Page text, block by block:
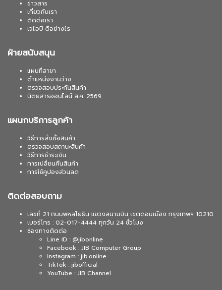
ข่าวสาร
เกี่ยวกับเรา
ติดต่อเรา
เจไอบี ดีอย่างไร
ฝ่ายสนับสนุน
แผนที่สาขา
ตำแหน่งงานว่าง
ตรวจสอบประกันสินค้า
นิตยสารออนไลน์ ส.ค. 2569
แผนกบริการลูกค้า
วิธีการสั่งซื้อสินค้า
ตรวจสอบสถานะสินค้า
วิธีการชำระเงิน
การเปลี่ยนคืนสินค้า
การใช้คูปองส่วนลด
ติดต่อสอบถาม
เลขที่ 21 ถนนพหลโยธิน แขวงสนามบิน เขตดอนเมือง กรุงเทพฯ 10210
เบอร์โทร : 02-017-4444 ทุกวัน 24 ชั่วโมง
ช่องทางติดต่อ
Line ID : @jibonline
Facebook : JIB Computer Group
Instagram : jib.online
TikTok : jibofficial
YouTube : JIB Channel